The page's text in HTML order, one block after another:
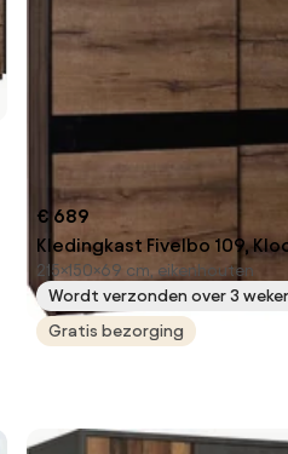
€ 689
Kledingkast Fivelbo 109,
Glanzend zwart,
Kledingkast deuren:
planken: 5, Aantal planken: 5
215×150×69 cm, eikenhouten
Wordt verzonden over 3
Gratis bezorging